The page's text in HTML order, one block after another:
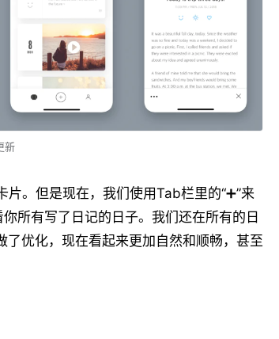
新
。但是现在，我们使用Tab栏里的“➕”来
所有写了日记的日子。我们还在所有的日
优化，现在看起来更加自然和顺畅，甚至